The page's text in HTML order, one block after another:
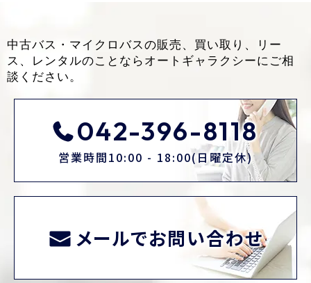
中古バス・マイクロバスの販売、買い取り、リー
ス、レンタルのことなら オートギャラクシーにご相
談ください。
042-396-8118
営業時間10:00 - 18:00(日曜定休)
メールでお問い合わせ